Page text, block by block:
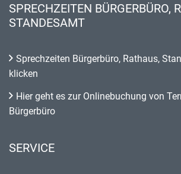
SPRECHZEITEN BÜRGERBÜRO,
STANDESAMT
Sprechzeiten Bürgerbüro, Rathaus,
klicken
Hier geht es zur Onlinebuchung von
Bürgerbüro
SERVICE